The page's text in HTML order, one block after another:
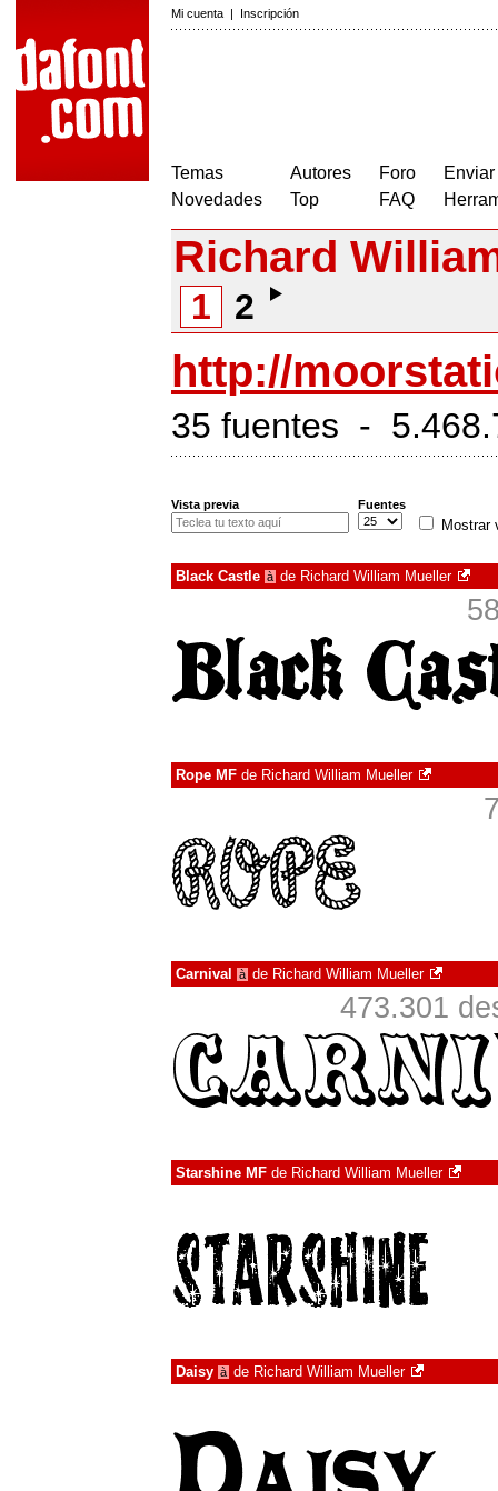
Mi cuenta | Inscripción
Temas
Novedades
Autores
Top
Foro
FAQ
Richard
1 2
http://
35 fuentes -
Vista previa Fuentes
Mostrar
Black Castle à de Richard William Mueller
Rope MF de Richard William Mueller
Carnival à de Richard William Mueller
473.301
Starshine MF de Richard William Mueller
Daisy à de Richard William Mueller